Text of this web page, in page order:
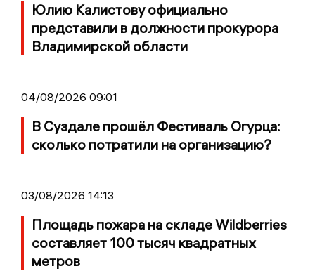
Юлию Калистову официально
представили в должности прокурора
Владимирской области
04/08/2026 09:01
В Суздале прошёл Фестиваль Огурца:
сколько потратили на организацию?
03/08/2026 14:13
Площадь пожара на складе Wildberries
составляет 100 тысяч квадратных
метров